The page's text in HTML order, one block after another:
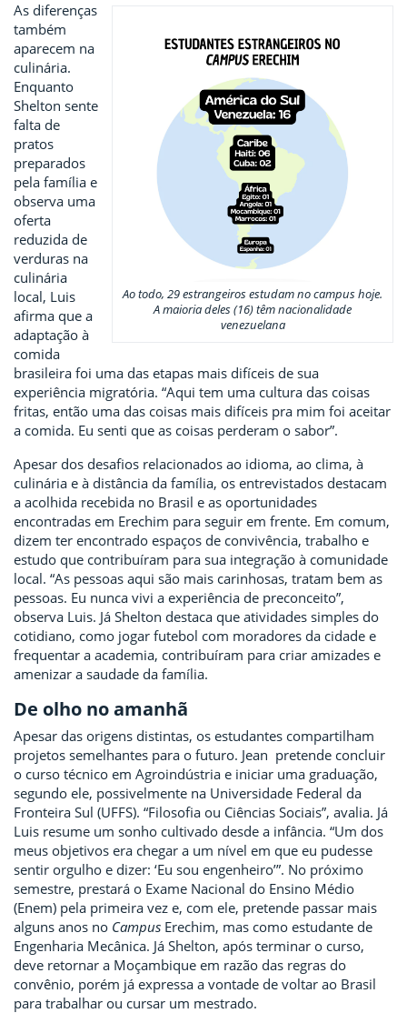
Ao todo, 29 estrangeiros estudam no campus hoje.
A maioria deles (16) têm nacionalidade
venezuelana
As diferenças
também
aparecem na
culinária.
Enquanto
Shelton sente
falta de
pratos
preparados
pela família e
observa uma
oferta
reduzida de
verduras na
culinária
local, Luis
afirma que a
adaptação à
comida
brasileira foi uma das etapas mais difíceis de sua
experiência migratória. “Aqui tem uma cultura das coisas
fritas, então uma das coisas mais difíceis pra mim foi aceitar
a comida. Eu senti que as coisas perderam o sabor”.
Apesar dos desafios relacionados ao idioma, ao clima, à
culinária e à distância da família, os entrevistados destacam
a acolhida recebida no Brasil e as oportunidades
encontradas em Erechim para seguir em frente. Em comum,
dizem ter encontrado espaços de convivência, trabalho e
estudo que contribuíram para sua integração à comunidade
local. “As pessoas aqui são mais carinhosas, tratam bem as
pessoas. Eu nunca vivi a experiência de preconceito”,
observa Luis. Já Shelton destaca que atividades simples do
cotidiano, como jogar futebol com moradores da cidade e
frequentar a academia, contribuíram para criar amizades e
amenizar a saudade da família.
De olho no amanhã
Apesar das origens distintas, os estudantes compartilham
projetos semelhantes para o futuro. Jean pretende concluir
o curso técnico em Agroindústria e iniciar uma graduação,
segundo ele, possivelmente na Universidade Federal da
Fronteira Sul (UFFS). “Filosofia ou Ciências Sociais”, avalia. Já
Luis resume um sonho cultivado desde a infância. “Um dos
meus objetivos era chegar a um nível em que eu pudesse
sentir orgulho e dizer: ‘Eu sou engenheiro’”. No próximo
semestre, prestará o Exame Nacional do Ensino Médio
(Enem) pela primeira vez e, com ele, pretende passar mais
alguns anos no Campus Erechim, mas como estudante de
Engenharia Mecânica. Já Shelton, após terminar o curso,
deve retornar a Moçambique em razão das regras do
convênio, porém já expressa a vontade de voltar ao Brasil
para trabalhar ou cursar um mestrado.